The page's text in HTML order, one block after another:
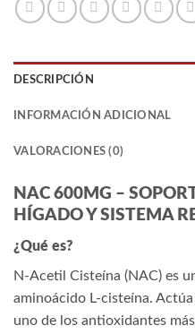
DESCRIPCIÓN
INFORMACIÓN ADICIONAL
VALORACIONES (0)
NAC 600MG –
HÍGADO Y SISTEMA
¿Qué es?
N-Acetil Cisteína (NAC) es
aminoácido L-cisteína.
uno de los antioxidantes